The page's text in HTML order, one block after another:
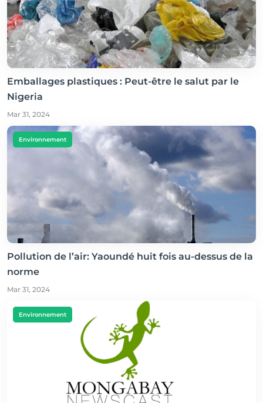
Emballages plastiques : Peut-être le salut par le
Nigeria
Mar 31, 2024
Environnement
Pollution de l’air: Yaoundé huit fois au-dessus de la
norme
Mar 31, 2024
Environnement